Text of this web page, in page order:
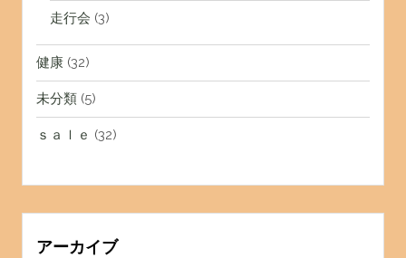
走行会 (3)
健康(32)
未分類(5)
ｓａｌｅ (32)
アーカイブ